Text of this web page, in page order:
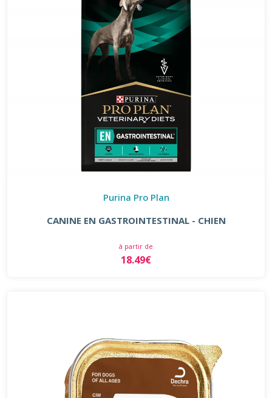
Purina Pro Plan
CANINE EN GASTROINTESTINAL - CHIEN
à partir de
18.49€